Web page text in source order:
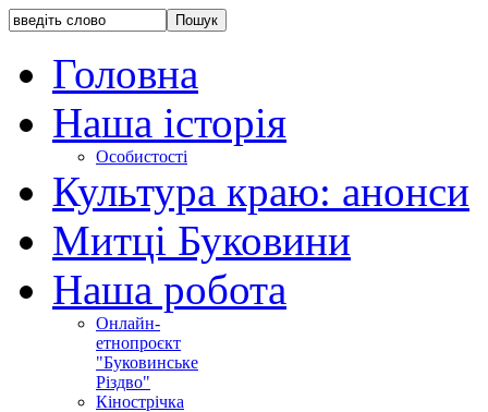
Головна
Наша історія
Особистості
Культура краю: анонси
Митці Буковини
Наша робота
Онлайн-
етнопроєкт
"Буковинське
Різдво"
Кінострічка